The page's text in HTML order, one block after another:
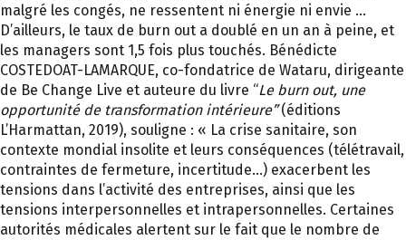
malgré les congés, ne ressentent ni énergie ni envie …
D’ailleurs, le taux de burn out a doublé en un an à peine, et
les managers sont 1,5 fois plus touchés. Bénédicte
COSTEDOAT-LAMARQUE, co-fondatrice de Wataru, dirigeante
de Be Change Live et auteure du livre “Le burn out, une
opportunité de transformation intérieure”(éditions
L’Harmattan, 2019), souligne : « La crise sanitaire, son
contexte mondial insolite et leurs conséquences (télétravail,
contraintes de fermeture, incertitude…) exacerbent les
tensions dans l’activité des entreprises, ainsi que les
tensions interpersonnelles et intrapersonnelles. Certaines
autorités médicales alertent sur le fait que le nombre de